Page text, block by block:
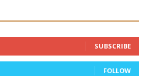
SUBSCRIBE
FOLLOW